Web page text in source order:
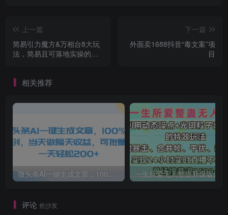
上一篇
简易引力魔方&万相台8大玩
法，简易且可落地实操的
下一篇
外面卖1688抖音“毒文案”项
目
相关推荐
评论 抢沙发